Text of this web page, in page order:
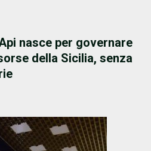
nasce per governare
della Sicilia, senza